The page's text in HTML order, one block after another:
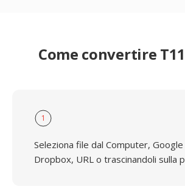
Come convertire
1
Seleziona file dal Computer,
Dropbox, URL o trascinandoli sulla